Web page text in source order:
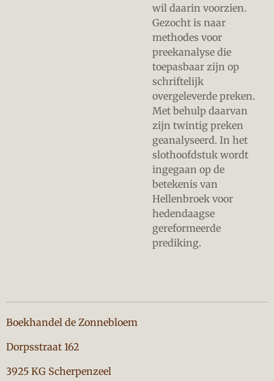
wil daarin voorzien.
Gezocht is naar
methodes voor
preekanalyse die
toepasbaar zijn op
schriftelijk
overgeleverde preken.
Met behulp daarvan
zijn twintig preken
geanalyseerd. In het
slothoofdstuk wordt
ingegaan op de
betekenis van
Hellenbroek voor
hedendaagse
gereformeerde
prediking.
Boekhandel de Zonnebloem
Dorpsstraat 162
3925 KG Scherpenzeel